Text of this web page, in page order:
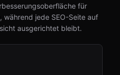
für
jede SEO-Seite auf
ausgerichtet bleibt.